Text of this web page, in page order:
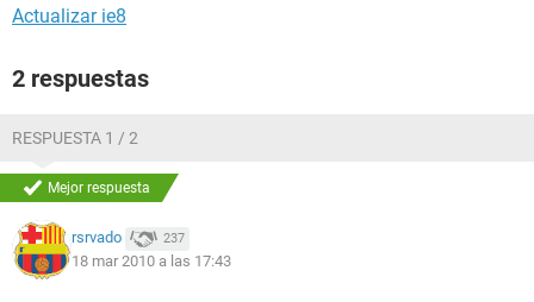
Actualizar ie8
2 respuestas
RESPUESTA 1 / 2
Mejor respuesta
rsrvado 237
18 mar 2010 a las 17:43